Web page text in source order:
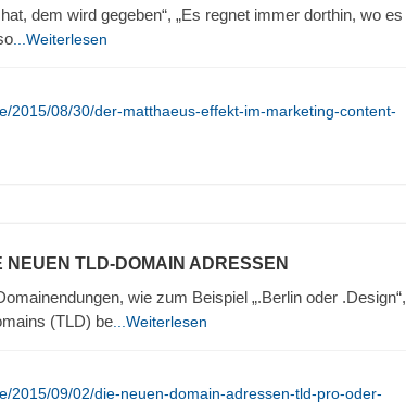
dem wird gegeben“, „Es regnet immer dorthin, wo es
...Weiterlesen
2015/08/30/der-matthaeus-effekt-im-marketing-content-
NEUEN TLD-DOMAIN ADRESSEN
wie zum Beispiel „.Berlin oder .Design“,
(TLD) be ...Weiterlesen
2015/09/02/die-neuen-domain-adressen-tld-pro-oder-